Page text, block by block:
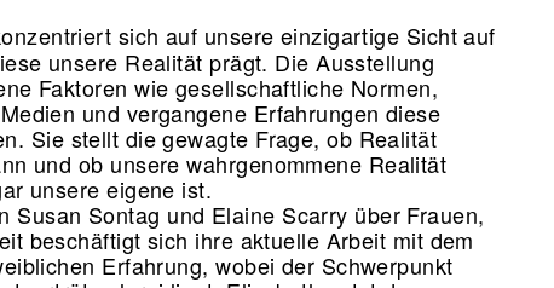
sich auf unsere einzigartige Sicht auf
unsere Realität prägt. Die Ausstellung
Faktoren wie gesellschaftliche Normen,
und vergangene Erfahrungen diese
Sie stellt die gewagte Frage, ob Realität
und ob unsere wahrgenommene Realität
unsere eigene ist.
Susan Sontag und Elaine Scarry über Frauen,
beschäftigt sich ihre aktuelle Arbeit mit dem
Erfahrung, wobei der Schwerpunkt